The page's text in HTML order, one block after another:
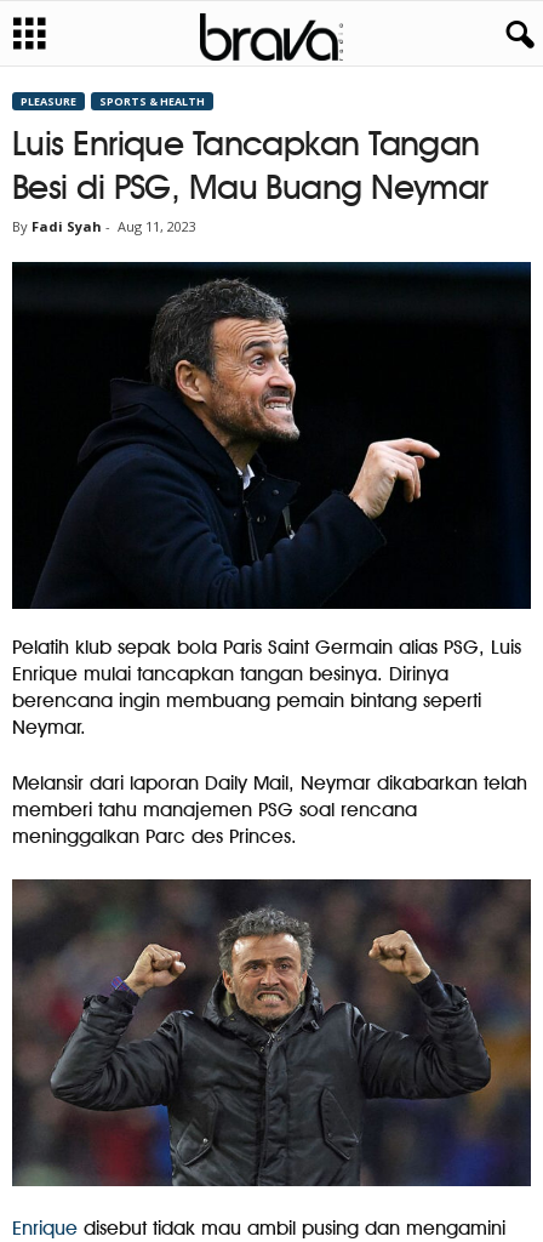
PLEASURE SPORTS & HEALTH
Luis Enrique Tancapkan Tangan
Besi di PSG, Mau Buang Neymar
By Fadi Syah - Aug 11, 2023
Pelatih klub sepak bola Paris Saint Germain alias PSG, Luis
Enrique mulai tancapkan tangan besinya. Dirinya
berencana ingin membuang pemain bintang seperti
Neymar.
Melansir dari laporan Daily Mail, Neymar dikabarkan telah
memberi tahu manajemen PSG soal rencana
meninggalkan Parc des Princes.
Enrique disebut tidak mau ambil pusing dan mengamini